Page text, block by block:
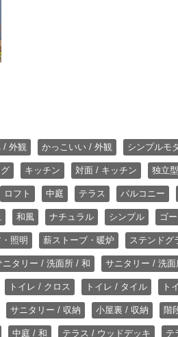
/ 外観 かっこいい / 外観 シンプルモ
キッチン 対面 / キッチン 独立
ロフト 中庭 テラス バルコニー
和風 ナチュラル シンプル ゴ
照明 薪ストーブ・暖炉 ステンドグ
ニタリー / 洗面所 / 和 サニタリー / 洗
トイレ / クロス トイレ / タイル ト
サニタリー / 収納 小屋裏 / 収納 階
中庭 / 和 テラス / ウッドデッキ テ